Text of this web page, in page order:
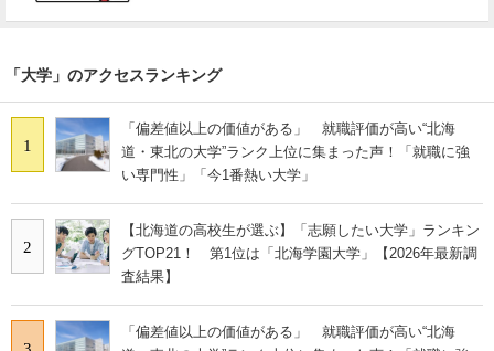
「大学」のアクセスランキング
1
「偏差値以上の価値がある」 就職評価が高い“北海
道・東北の大学”ランク上位に集まった声！「就職に強
い専門性」「今1番熱い大学」
2
【北海道の高校生が選ぶ】「志願したい大学」ランキン
グTOP21！ 第1位は「北海学園大学」【2026年最新調
査結果】
「偏差値以上の価値がある」 就職評価が高い“北海